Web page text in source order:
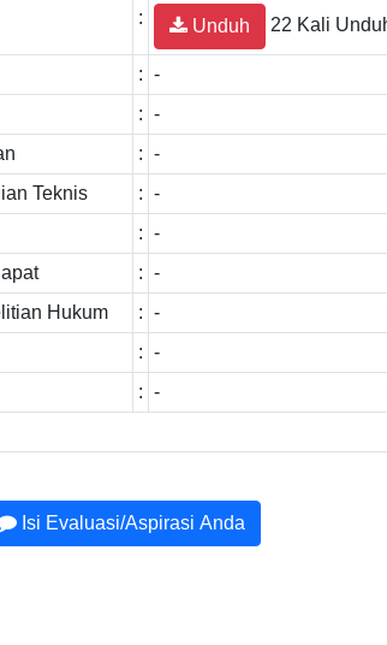
: Unduh 22 Kali
: -
: -
: -
Teknis
: -
: -
: -
Hukum
: -
: -
: -
Isi Evaluasi/Aspirasi Anda